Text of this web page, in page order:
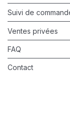
Suivi de
Ventes privées
FAQ
Contact